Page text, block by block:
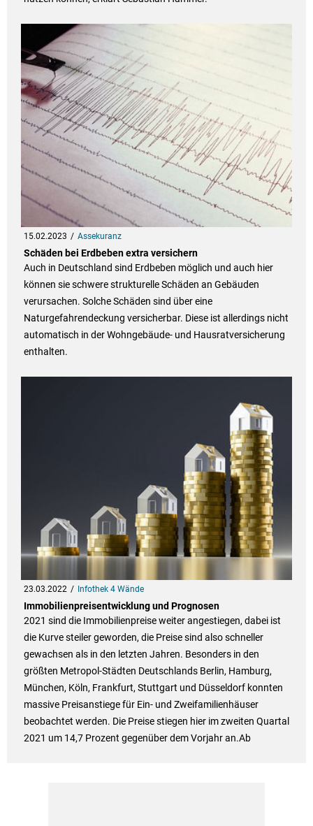
15.02.2023 Assekuranz
Schäden bei Erdbeben extra versichern
Auch in Deutschland sind Erdbeben möglich und auch hier
können sie schwere strukturelle Schäden an Gebäuden
verursachen. Solche Schäden sind über eine
Naturgefahrendeckung versicherbar. Diese ist allerdings nicht
automatisch in der Wohngebäude- und Hausratversicherung
enthalten.
23.03.2022 Infothek 4 Wände
Immobilienpreisentwicklung und Prognosen
2021 sind die Immobilienpreise weiter angestiegen, dabei ist
die Kurve steiler geworden, die Preise sind also schneller
gewachsen als in den letzten Jahren. Besonders in den
größten Metropol-Städten Deutschlands Berlin, Hamburg,
München, Köln, Frankfurt, Stuttgart und Düsseldorf konnten
massive Preisanstiege für Ein- und Zweifamilienhäuser
beobachtet werden. Die Preise stiegen hier im zweiten Quartal
2021 um 14,7 Prozent gegenüber dem Vorjahr an.Ab